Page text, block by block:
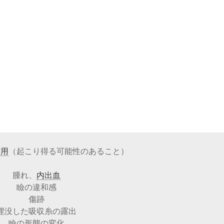
（起こり得る可能性のあること）
腫れ、 内出血
瞼の違和感
傷跡
没した吸収糸の露出